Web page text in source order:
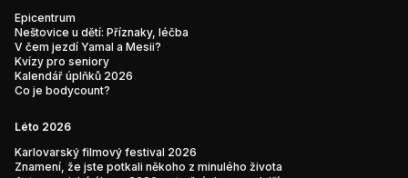
Epicentrum
Neštovice u dětí: Příznaky, léčba
V čem jezdí Yamal a Mesii?
Kvízy pro seniory
Kalendář úplňků 2026
Co je bodycount?
Léto 2026
Karlovarský filmový festival 2026
Znamení, že jste potkali někoho z minulého života